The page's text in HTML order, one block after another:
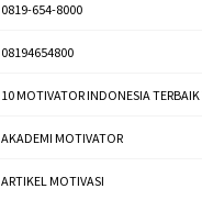
0819-654-8000
08194654800
10 MOTIVATOR INDONESIA TERBAIK
AKADEMI MOTIVATOR
ARTIKEL MOTIVASI